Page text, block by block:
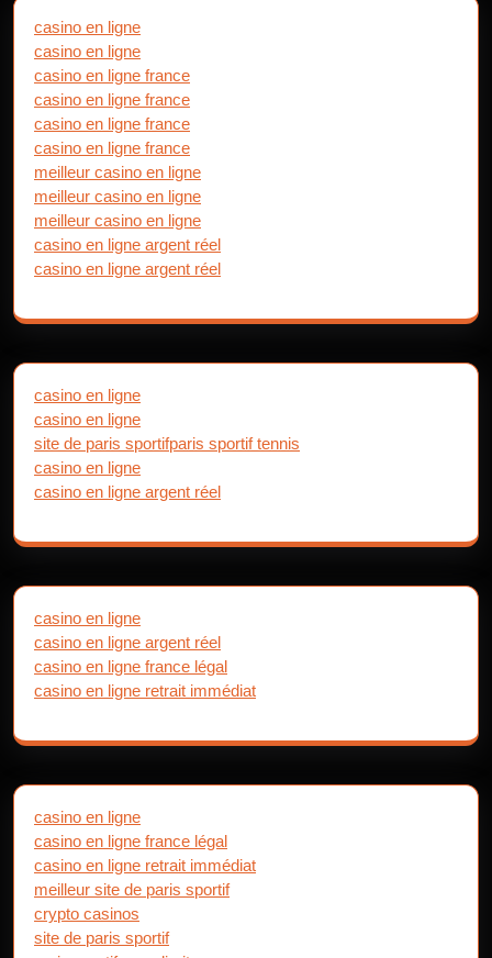
casino en ligne
casino en ligne
casino en ligne france
casino en ligne france
casino en ligne france
casino en ligne france
meilleur casino en ligne
meilleur casino en ligne
meilleur casino en ligne
casino en ligne argent réel
casino en ligne argent réel
casino en ligne
casino en ligne
site de paris sportifparis sportif tennis
casino en ligne
casino en ligne argent réel
casino en ligne
casino en ligne argent réel
casino en ligne france légal
casino en ligne retrait immédiat
casino en ligne
casino en ligne france légal
casino en ligne retrait immédiat
meilleur site de paris sportif
crypto casinos
site de paris sportif